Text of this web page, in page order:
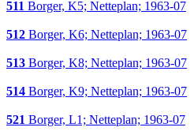
511 Borger, K5; Netteplan; 1963-07
512 Borger, K6; Netteplan; 1963-07
513 Borger, K8; Netteplan; 1963-07
514 Borger, K9; Netteplan; 1963-07
521 Borger, L1; Netteplan; 1963-07